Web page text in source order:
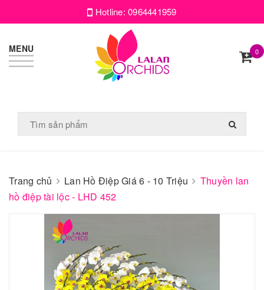
Hotline:0964441959
MENU 0
Trang chủ Lan Hồ Điệp Giá 6 - 10 Triệu
Thuyền lan
hồ điệp tài lộc - LHD 452